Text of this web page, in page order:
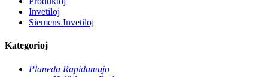
Invetiloj
Siemens Invetiloj
Kategorioj
Planeda Rapidumujo